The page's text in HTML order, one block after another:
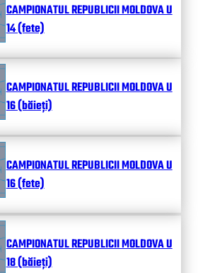
CAMPIONATUL REPUBLICII MOLDOVA U
14 (fete)
CAMPIONATUL REPUBLICII MOLDOVA U
16 (băieți)
CAMPIONATUL REPUBLICII MOLDOVA U
16 (fete)
CAMPIONATUL REPUBLICII MOLDOVA U
18 (băieți)